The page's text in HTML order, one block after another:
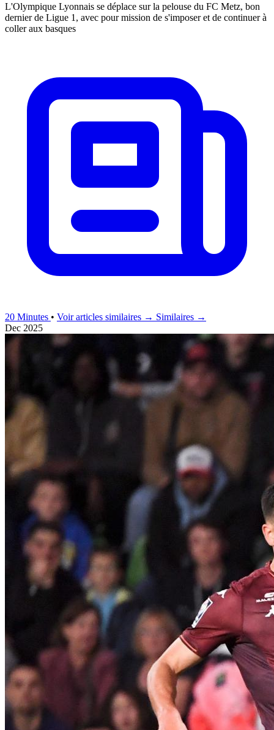
L'Olympique Lyonnais se déplace sur la pelouse du FC Metz, bon
dernier de Ligue 1, avec pour mission de s'imposer et de continuer à
coller aux basques
20 Minutes • Voir articles similaires → Similaires →
Dec 2025